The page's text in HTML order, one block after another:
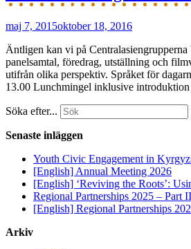
maj 7, 2015oktober 18, 2016
Äntligen kan vi på
panelsamtal, föredrag, utställning och
utifrån olika perspektiv. Språket för
13.00 Lunchmingel inklusive
Söka efter...
Senaste inläggen
Youth Civic Engagement in
[English] Annual Meeting 2026
[English] ‘Reviving the Roots’:
Regional Partnerships 2025 – Part
[English] Regional Partnerships
Arkiv